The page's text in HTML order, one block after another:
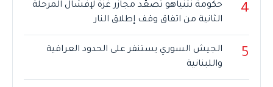
4
حكومة نتنياهو تصعّد مجازر غزة لإفشال المرحلة
الثانية من اتفاق وقف إطلاق النار
5
الجيش السوري يستنفر على الحدود العراقية
واللبنانية